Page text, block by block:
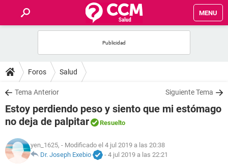
MENU
FOROS
SALUD
FAMILIA
NUTRICIÓN
Foros Salud
Tema Anterior Siguiente Tema
Estoy perdiendo peso y siento que mi estómago
no deja de palpitar
Resuelto
yen_1625, - Modificado el 4 jul 2019 a las 20:38
Dr. Joseph Exebio
- 4 jul 2019 a las 22:21